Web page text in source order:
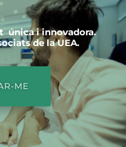
única i innovadora.
de la UEA.
ME